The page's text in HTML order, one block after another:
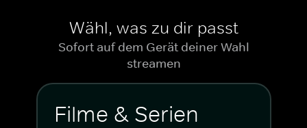
Wähl, was zu dir passt
Sofort auf dem Gerät deiner Wahl
streamen
Filme & Serien